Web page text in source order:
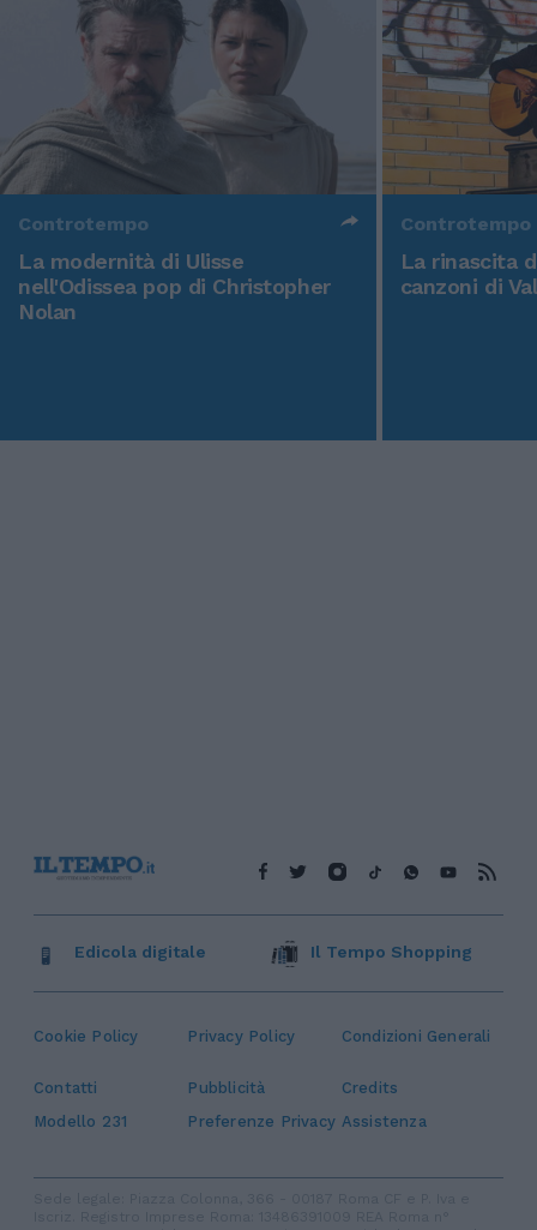
Controtempo
La modernità di Ulisse
nell'Odissea pop di Christopher
Nolan
Controtempo
La rinascita
canzoni di
Cookie Policy Privacy Policy Condizioni Generali
Contatti Pubblicità
Credits
Modello 231
Preferenze Privacy Assistenza
Edicola digitale Il Tempo Shopping